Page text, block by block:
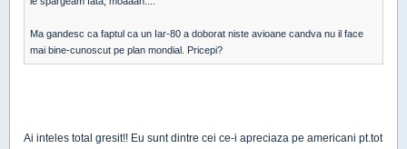
Ma gandesc ca faptul ca un Iar-80 a doborat niste avioane candva nu il face
mai bine-cunoscut pe plan mondial. Pricepi?
Ai inteles total gresit!! Eu sunt dintre cei ce-i apreciaza pe americani pt.tot